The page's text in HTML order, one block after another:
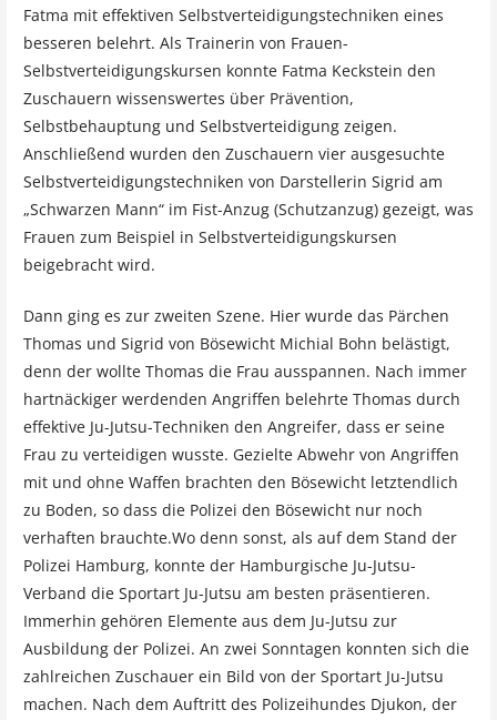
Fatma mit effektiven Selbstverteidigungstechniken eines
besseren belehrt. Als Trainerin von Frauen-
Selbstverteidigungskursen konnte Fatma Keckstein den
Zuschauern wissenswertes über Prävention,
Selbstbehauptung und Selbstverteidigung zeigen.
Anschließend wurden den Zuschauern vier ausgesuchte
Selbstverteidigungstechniken von Darstellerin Sigrid am
„Schwarzen Mann“ im Fist-Anzug (Schutzanzug) gezeigt, was
Frauen zum Beispiel in Selbstverteidigungskursen
beigebracht wird.
Dann ging es zur zweiten Szene. Hier wurde das Pärchen
Thomas und Sigrid von Bösewicht Michial Bohn belästigt,
denn der wollte Thomas die Frau ausspannen. Nach immer
hartnäckiger werdenden Angriffen belehrte Thomas durch
effektive Ju-Jutsu-Techniken den Angreifer, dass er seine
Frau zu verteidigen wusste. Gezielte Abwehr von Angriffen
mit und ohne Waffen brachten den Bösewicht letztendlich
zu Boden, so dass die Polizei den Bösewicht nur noch
verhaften brauchte.Wo denn sonst, als auf dem Stand der
Polizei Hamburg, konnte der Hamburgische Ju-Jutsu-
Verband die Sportart Ju-Jutsu am besten präsentieren.
Immerhin gehören Elemente aus dem Ju-Jutsu zur
Ausbildung der Polizei. An zwei Sonntagen konnten sich die
zahlreichen Zuschauer ein Bild von der Sportart Ju-Jutsu
machen. Nach dem Auftritt des Polizeihundes Djukon, der